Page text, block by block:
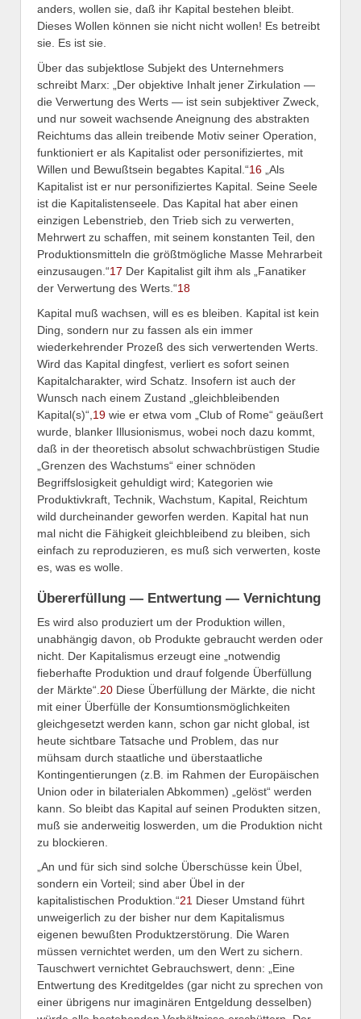
anders, wollen sie, daß ihr Kapital bestehen bleibt.
Dieses Wollen können sie nicht nicht wollen! Es betreibt
sie. Es ist sie.
Über das subjektlose Subjekt des Unternehmers
schreibt Marx: „Der objektive Inhalt jener Zirkulation —
die Verwertung des Werts — ist sein subjektiver Zweck,
und nur soweit wachsende Aneignung des abstrakten
Reichtums das allein treibende Motiv seiner Operation,
funktioniert er als Kapitalist oder personifiziertes, mit
Willen und Bewußtsein begabtes Kapital.“16 „Als
Kapitalist ist er nur personifiziertes Kapital. Seine Seele
ist die Kapitalistenseele. Das Kapital hat aber einen
einzigen Lebenstrieb, den Trieb sich zu verwerten,
Mehrwert zu schaffen, mit seinem konstanten Teil, den
Produktionsmitteln die größtmögliche Masse Mehrarbeit
einzusaugen.“17 Der Kapitalist gilt ihm als „Fanatiker
der Verwertung des Werts.“18
Kapital muß wachsen, will es es bleiben. Kapital ist kein
Ding, sondern nur zu fassen als ein immer
wiederkehrender Prozeß des sich verwertenden Werts.
Wird das Kapital dingfest, verliert es sofort seinen
Kapitalcharakter, wird Schatz. Insofern ist auch der
Wunsch nach einem Zustand „gleichbleibenden
Kapital(s)“, 19 wie er etwa vom „Club of Rome“ geäußert
wurde, blanker Illusionismus, wobei noch dazu kommt,
daß in der theoretisch absolut schwachbrüstigen Studie
„Grenzen des Wachstums“ einer schnöden
Begriffslosigkeit gehuldigt wird; Kategorien wie
Produktivkraft, Technik, Wachstum, Kapital, Reichtum
wild durcheinander geworfen werden. Kapital hat nun
mal nicht die Fähigkeit gleichbleibend zu bleiben, sich
einfach zu reproduzieren, es muß sich verwerten, koste
es, was es wolle.
Übererfüllung — Entwertung — Vernichtung
Es wird also produziert um der Produktion willen,
unabhängig davon, ob Produkte gebraucht werden oder
nicht. Der Kapitalismus erzeugt eine „notwendig
fieberhafte Produktion und drauf folgende Überfüllung
der Märkte“. 20 Diese Überfüllung der Märkte, die nicht
mit einer Überfülle der Konsumtionsmöglichkeiten
gleichgesetzt werden kann, schon gar nicht global, ist
heute sichtbare Tatsache und Problem, das nur
mühsam durch staatliche und überstaatliche
Kontingentierungen (z.B. im Rahmen der Europäischen
Union oder in bilaterialen Abkommen) „gelöst“ werden
kann. So bleibt das Kapital auf seinen Produkten sitzen,
muß sie anderweitig loswerden, um die Produktion nicht
zu blockieren.
„An und für sich sind solche Überschüsse kein Übel,
sondern ein Vorteil; sind aber Übel in der
kapitalistischen Produktion.“21 Dieser Umstand führt
unweigerlich zu der bisher nur dem Kapitalismus
eigenen bewußten Produktzerstörung. Die Waren
müssen vernichtet werden, um den Wert zu sichern.
Tauschwert vernichtet Gebrauchswert, denn: „Eine
Entwertung des Kreditgeldes (gar nicht zu sprechen von
einer übrigens nur imaginären Entgeldung desselben)